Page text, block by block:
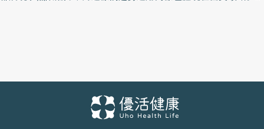
步，不論無創或者微創，只要提早因應並找到正確的保養之道，都
能夠協助維持良好狀態。 科學化數據找出肌膚真正問題 AI技術運用